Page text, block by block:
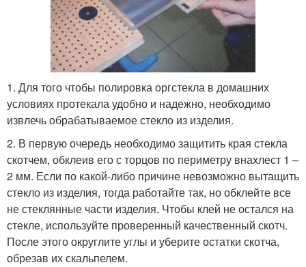
1. Для того чтобы полировка оргстекла в домашних
условиях протекала удобно и надежно, необходимо
извлечь обрабатываемое стекло из изделия.
2. В первую очередь необходимо защитить края стекла
скотчем, обклеив его с торцов по периметру внахлест 1 –
2 мм. Если по какой-либо причине невозможно вытащить
стекло из изделия, тогда работайте так, но обклейте все
не стеклянные части изделия. Чтобы клей не остался на
стекле, используйте проверенный качественный скотч.
После этого округлите углы и уберите остатки скотча,
обрезав их скальпелем.